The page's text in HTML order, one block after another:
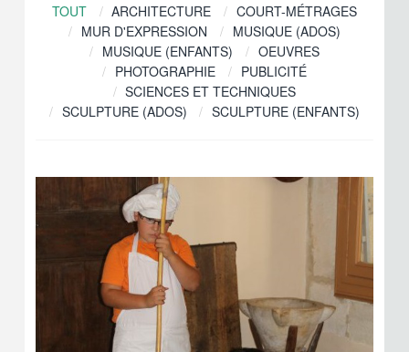
TOUT ARCHITECTURE
COURT-MÉTRAGES
MUR D'EXPRESSION
MUSIQUE (ADOS)
MUSIQUE (ENFANTS)
OEUVRES
PHOTOGRAPHIE
PUBLICITÉ
SCIENCES ET TECHNIQUES
SCULPTURE (ADOS)
SCULPTURE (ENFANTS)